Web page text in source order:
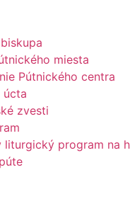
miesta
Pútnického centra
úcta
zvesti
liturgický program na